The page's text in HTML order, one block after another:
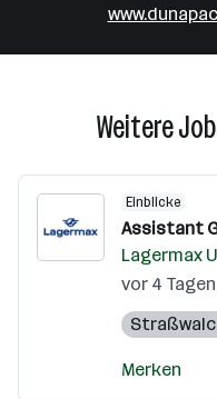
Weitere
Einblicke
Assistant
Lagermax
vor 4
Merken